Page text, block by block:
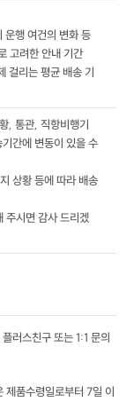
운행 여건의 변화 등
고려한 안내 기간
걸리는 평균 배송 기
, 통관, 직항비행기
간에 변동이 있을 수
상황 등에 따라 배송
주시면 감사 드리겠
러스친구 또는 1:1 문의
제품수령일로부터 7일 이